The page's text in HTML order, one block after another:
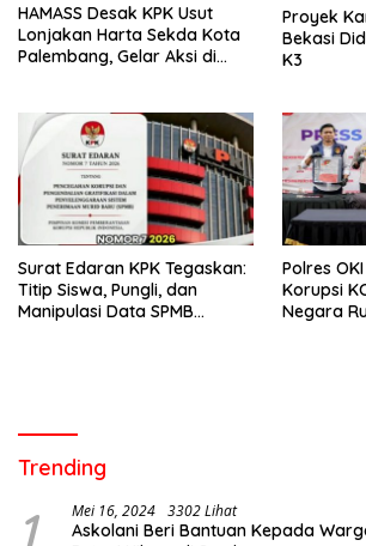
HAMASS Desak KPK Usut
Lonjakan Harta Sekda Kota
Palembang, Gelar Aksi di
Proyek
Bekasi
K3
Surat Edaran KPK Tegaskan:
Titip Siswa, Pungli, dan
Manipulasi Data SPMB
Polres
Korupsi
Negara
Trending
1 Mei 16, 2024 3302 Lihat
Askolani Beri Bantuan Kepada